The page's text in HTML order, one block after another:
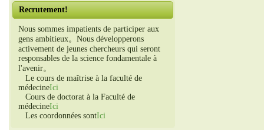
Recrutement!
Nous sommes impatients de participer aux
gens ambitieux。Nous développerons
activement de jeunes chercheurs qui seront
responsables de la science fondamentale à
l'avenir。
Le cours de maîtrise à la faculté de
médecineIci
Cours de doctorat à la Faculté de
médecineIci
Les coordonnées sontIci